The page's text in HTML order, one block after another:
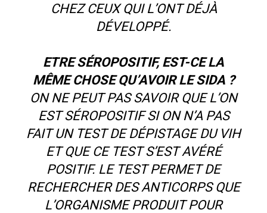
CHEZ CEUX QUI L’ONT DÉJÀ
DÉVELOPPÉ.
ETRE SÉROPOSITIF, EST-CE LA
MÊME CHOSE QU’AVOIR LE SIDA ?
ON NE PEUT PAS SAVOIR QUE L’ON
EST SÉROPOSITIF SI ON N’A PAS
FAIT UN TEST DE DÉPISTAGE DU VIH
ET QUE CE TEST S’EST AVÉRÉ
POSITIF. LE TEST PERMET DE
RECHERCHER DES ANTICORPS QUE
L’ORGANISME PRODUIT POUR